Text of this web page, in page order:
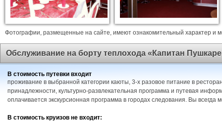
Фотографии, размещенные на сайте, имеют ознакомительный характер и
Обслуживание на борту теплохода «Капитан
В стоимость путевки входит
проживание в выбранной категории каюты, 3-х разовое питание в
принадлежности, культурно-развлекательная программа и путевая
оплачивается экскурсионная программа в городах следования. Вы
В стоимость круизов не входит: